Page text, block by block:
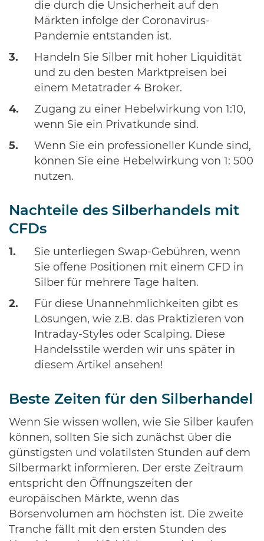
die durch die Unsicherheit auf den
Märkten infolge der Coronavirus-
Pandemie entstanden ist.
Handeln Sie Silber mit hoher Liquidität
und zu den besten Marktpreisen bei
einem Metatrader 4 Broker.
Zugang zu einer Hebelwirkung von 1:10,
wenn Sie ein Privatkunde sind.
Wenn Sie ein professioneller Kunde sind,
können Sie eine Hebelwirkung von 1: 500
nutzen.
Nachteile des Silberhandels mit
CFDs
Sie unterliegen Swap-Gebühren, wenn
Sie offene Positionen mit einem CFD in
Silber für mehrere Tage halten.
Für diese Unannehmlichkeiten gibt es
Lösungen, wie z.B. das Praktizieren von
Intraday-Styles oder Scalping. Diese
Handelsstile werden wir uns später in
diesem Artikel ansehen!
Beste Zeiten für den Silberhandel
Wenn Sie wissen wollen, wie Sie Silber kaufen
können, sollten Sie sich zunächst über die
günstigsten und volatilsten Stunden auf dem
Silbermarkt informieren. Der erste Zeitraum
entspricht den Öffnungszeiten der
europäischen Märkte, wenn das
Börsenvolumen am höchsten ist. Die zweite
Tranche fällt mit den ersten Stunden des